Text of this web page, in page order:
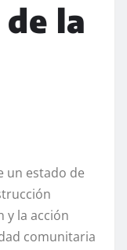
la
un estado de
y la acción
comunitaria